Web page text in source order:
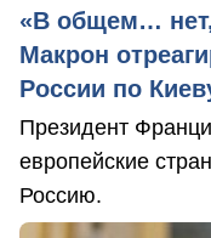
«В общем…
Макрон
России по
Президент
европейские
Россию.